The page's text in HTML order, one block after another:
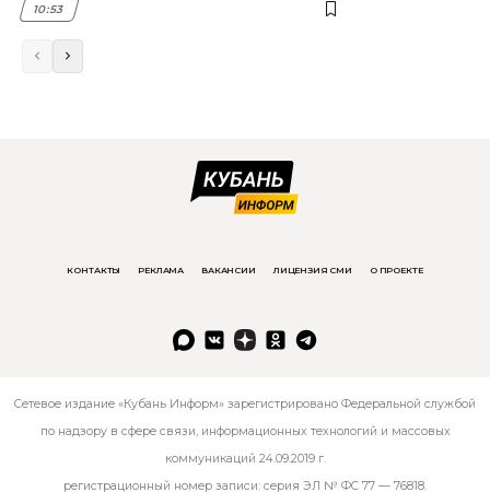
10:53
КОНТАКТЫ РЕКЛАМА ВАКАНСИИ ЛИЦЕНЗИЯ СМИ О ПРОЕКТЕ
Сетевое издание «Кубань Информ» зарегистрировано Федеральной службой
по надзору в сфере связи, информационных технологий и массовых
коммуникаций 24.09.2019 г.
регистрационный номер записи: серия ЭЛ № ФС 77 — 76818.